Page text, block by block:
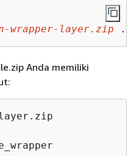
wrapper-layer.zip .
Anda memiliki
layer.zip